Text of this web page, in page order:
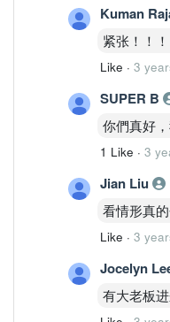
Kuman
紧张！！
Like · 3
SUPER B
你們真好
1 Like · 3
Jian Liu
看情形真的
Like · 3
Jocelyn
有大老板